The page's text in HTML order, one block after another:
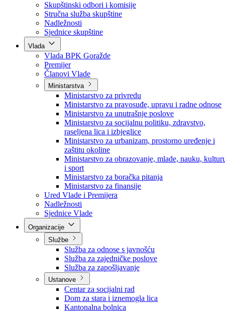
Poslanici po strankama
Poslanici po klubovima naroda
Kolegij skupštine
Skupštinski odbori i komisije
Stručna služba skupštine
Nadležnosti
Sjednice skupštine
Vlada
Vlada BPK Goražde
Premijer
Članovi Vlade
Ministarstva
Ministarstvo za privredu
Ministarstvo za pravosuđe, upravu i radne odnose
Ministarstvo za unutrašnje poslove
Ministarstvo za socijalnu politiku, zdravstvo,
raseljena lica i izbjeglice
Ministarstvo za urbanizam, prostorno uređenje i
zaštitu okoline
Ministarstvo za obrazovanje, mlade, nauku,
i sport
Ministarstvo za boračka pitanja
Ministarstvo za finansije
Ured Vlade i Premijera
Nadležnosti
Sjednice Vlade
Službe
Služba za odnose s javnošću
Služba za zajedničke poslove
Služba za zapošljavanje
Ustanove